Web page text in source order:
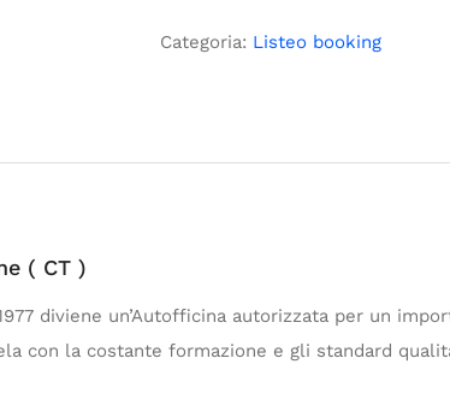
Categoria: Listeo booking
( CT )
diviene un’Autofficina autorizzata per un
con la costante formazione e gli standard